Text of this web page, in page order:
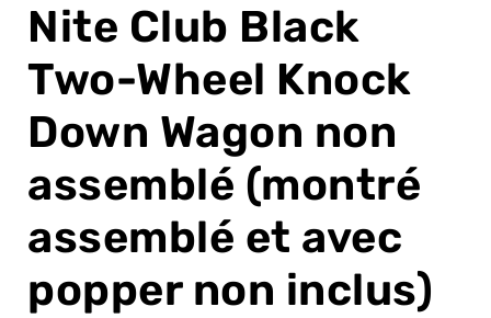
Nite Club Black
Two-Wheel Knock
Down Wagon non
assemblé (montré
assemblé et avec
popper non inclus)